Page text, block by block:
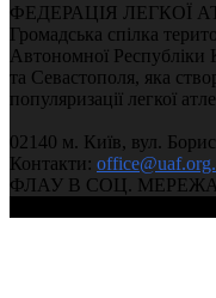
ФЕДЕРАЦІЯ ЛЕГКОЇ
Громадська спілка
Автономної Республіки
та Севастополя, яка
популяризації легкої
02140 м. Київ, вул.
Контакти:
ФЛАУ В СОЦ.